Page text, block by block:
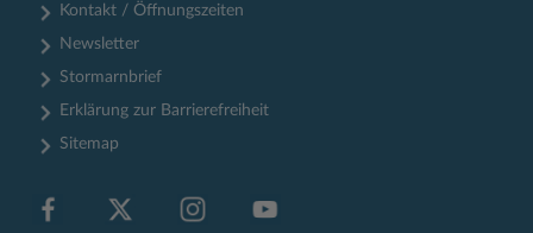
Kontakt / Öffnungszeiten
Newsletter
Stormarnbrief
Erklärung zur Barrierefreiheit
Sitemap